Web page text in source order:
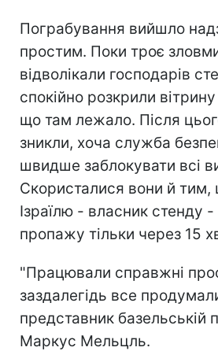
Пограбування вийшло
простим. Поки троє
відволікали господарів
спокійно розкрили
що там лежало. Після
зникли, хоча служба
швидше заблокувати всі
Скористалися вони й
Ізраїлю - власник стенду
пропажу тільки через 15
"Працювали справжні
заздалегідь все
представник базельській
Маркус Мельцль.